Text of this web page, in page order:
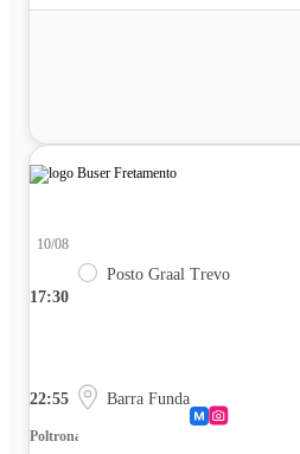
17:30
10/08
Posto Graal Trevo
22:55 Barra Funda
Poltrona